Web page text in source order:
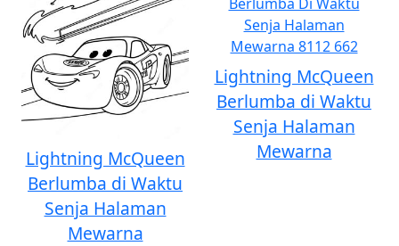
Lightning McQueen
Berlumba di Waktu
Senja Halaman
Mewarna
Lightning McQueen
Berlumba di Waktu
Senja Halaman
Mewarna